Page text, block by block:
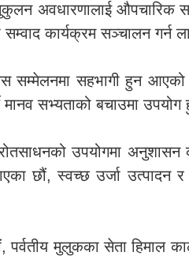
अवधारणालाई औपचारिक
कार्यक्रम सञ्चालन गर्न
सम्मेलनमा सहभागी हुन आएको
सभ्यताको बचाउमा उपयोग
उपयोगमा
छौं, स्वच्छ उर्जा
पर्वतीय मुलुकका सेता हिमाल